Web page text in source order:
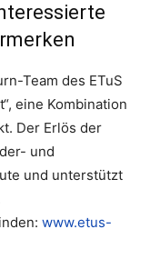
Team des ETuS
eine Kombination
Der Erlös der
und
und unterstützt
www.etus-